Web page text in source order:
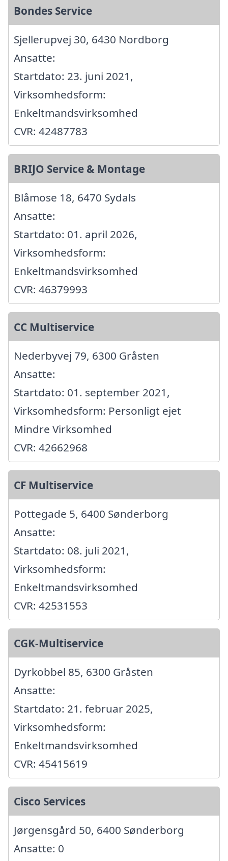
Bondes Service
Sjellerupvej 30, 6430 Nordborg
Ansatte:
Startdato: 23. juni 2021,
Virksomhedsform:
Enkeltmandsvirksomhed
CVR: 42487783
BRIJO Service & Montage
Blåmose 18, 6470 Sydals
Ansatte:
Startdato: 01. april 2026,
Virksomhedsform:
Enkeltmandsvirksomhed
CVR: 46379993
CC Multiservice
Nederbyvej 79, 6300 Gråsten
Ansatte:
Startdato: 01. september 2021,
Virksomhedsform: Personligt ejet
Mindre Virksomhed
CVR: 42662968
CF Multiservice
Pottegade 5, 6400 Sønderborg
Ansatte:
Startdato: 08. juli 2021,
Virksomhedsform:
Enkeltmandsvirksomhed
CVR: 42531553
CGK-Multiservice
Dyrkobbel 85, 6300 Gråsten
Ansatte:
Startdato: 21. februar 2025,
Virksomhedsform:
Enkeltmandsvirksomhed
CVR: 45415619
Cisco Services
Jørgensgård 50, 6400 Sønderborg
Ansatte: 0